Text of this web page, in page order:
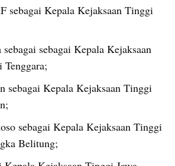
sebagai Kepala Kejaksaan Tinggi
sebagai Kepala Kejaksaan
sebagai Kepala Kejaksaan Tinggi
sebagai Kepala Kejaksaan Tinggi
Belitung;